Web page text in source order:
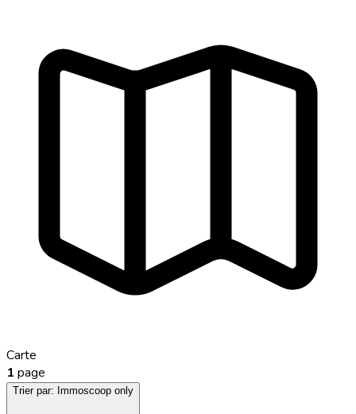
Carte
1 page
Trier par: Immoscoop only